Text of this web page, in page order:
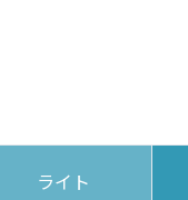
ライト